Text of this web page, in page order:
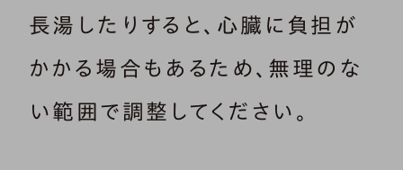
長湯したりすると、心臓に負担が
かかる場合もあるため、無理のな
い範囲で調整してください。